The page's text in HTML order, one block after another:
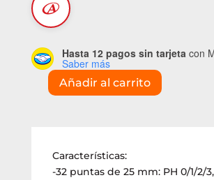
Hasta 12 pagos sin tarjeta con
Saber más
cantidad
Añadir al carrito
Características:
-32 puntas de 25 mm: PH 0/1/2/